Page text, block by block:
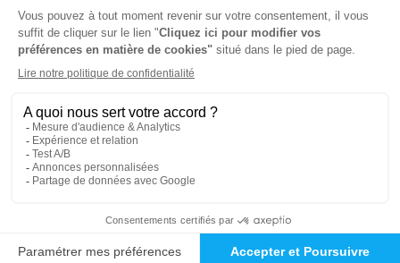
Garanties des prix les +
bas
Satisfait ou remboursé
Paiement sécurisé